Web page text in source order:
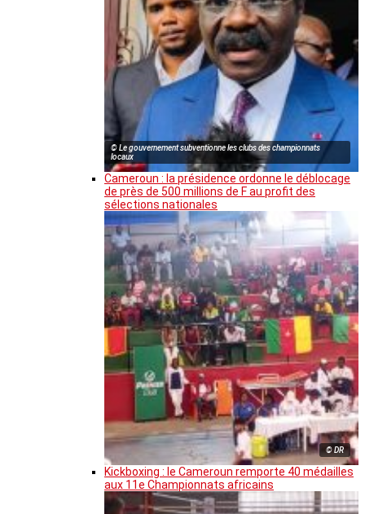
© Le gouvernement subventionne les clubs des championnats
locaux
Cameroun : la présidence ordonne le déblocage
de près de 500 millions de F au profit des
sélections nationales
© DR
Kickboxing : le Cameroun remporte 40 médailles
aux 11e Championnats africains